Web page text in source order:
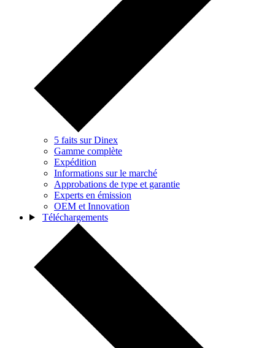
5 faits sur Dinex
Gamme complète
Expédition
Informations sur le marché
Approbations de type et garantie
Experts en émission
OEM et Innovation
Téléchargements